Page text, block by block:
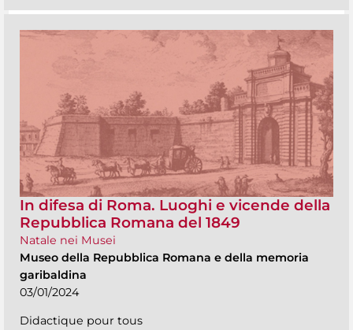
In difesa di Roma. Luoghi e vicende della
Repubblica Romana del 1849
Natale nei Musei
Museo della Repubblica Romana e della memoria
garibaldina
03/01/2024
Didactique pour tous